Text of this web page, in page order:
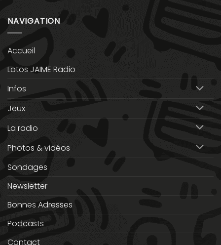
NAVIGATION
Accueil
Lotos JAIME Radio
Infos
Jeux
La radio
Photos & vidéos
Sondages
Newsletter
Bonnes Adresses
Podcasts
Contact